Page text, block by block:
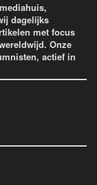
dagelijks
met focus
Onze
actief in